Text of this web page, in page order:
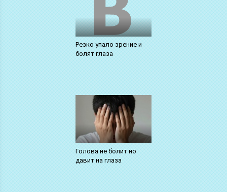
Резко упало зрение и
болят глаза
Голова не болит но
давит на глаза